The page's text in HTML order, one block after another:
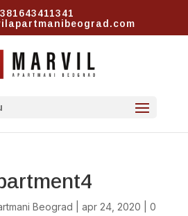
Beograd apr 24, 2020
0